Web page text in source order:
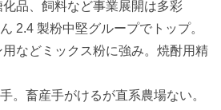
品、飼料など事業展開は多彩
2.4 製粉中堅グループでトップ。
などミックス粉に強み。焼酎用精
。畜産手がけるが直系農場ない。